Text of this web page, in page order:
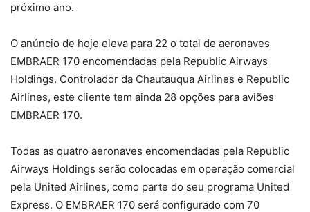
próximo ano.
O anúncio de hoje eleva para 22 o total de aeronaves
EMBRAER 170 encomendadas pela Republic Airways
Holdings. Controlador da Chautauqua Airlines e Republic
Airlines, este cliente tem ainda 28 opções para aviões
EMBRAER 170.
Todas as quatro aeronaves encomendadas pela Republic
Airways Holdings serão colocadas em operação comercial
pela United Airlines, como parte do seu programa United
Express. O EMBRAER 170 será configurado com 70